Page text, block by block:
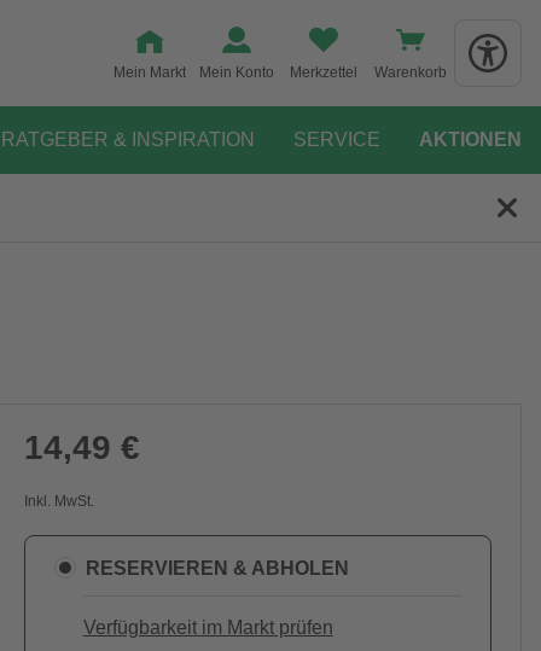
Mein Markt Mein Konto Merkzettel Warenkorb
RATGEBER & INSPIRATION SERVICE AKTIONEN
14,49 €
Inkl. MwSt.
RESERVIEREN & ABHOLEN
Verfügbarkeit im Markt prüfen